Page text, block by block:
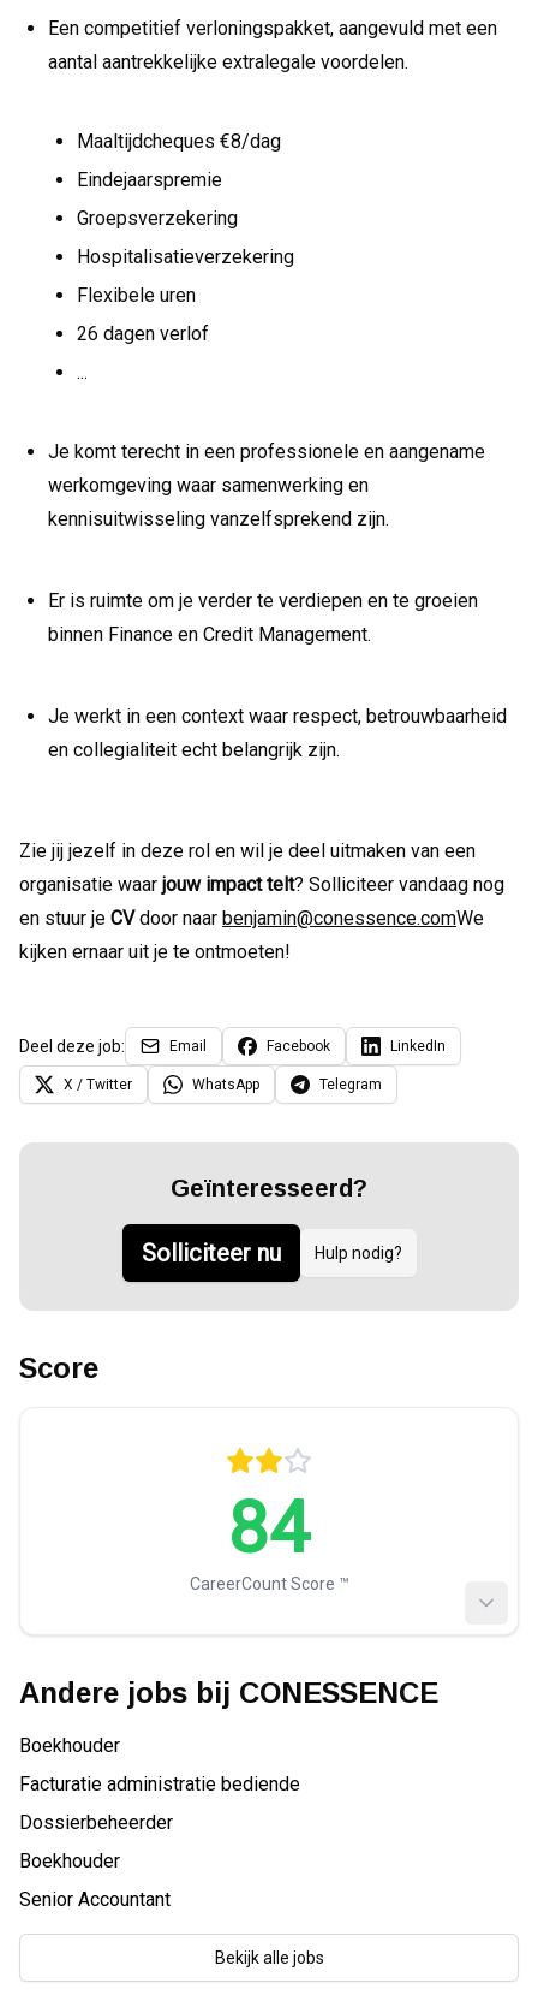
Een competitief verloningspakket, aangevuld met een
aantal aantrekkelijke extralegale voordelen.
Maaltijdcheques €8/dag
Eindejaarspremie
Groepsverzekering
Hospitalisatieverzekering
Flexibele uren
26 dagen verlof
...
Je komt terecht in een professionele en aangename
werkomgeving waar samenwerking en
kennisuitwisseling vanzelfsprekend zijn.
Er is ruimte om je verder te verdiepen en te groeien
binnen Finance en Credit Management.
Je werkt in een context waar respect, betrouwbaarheid
en collegialiteit echt belangrijk zijn.
Zie jij jezelf in deze rol en wil je deel uitmaken van een
organisatie waar jouw impact telt? Solliciteer vandaag nog
en stuur je CVdoor naar benjamin@conessence.comWe
kijken ernaar uit je te ontmoeten!
Deel deze job: Email Facebook LinkedIn
X / Twitter WhatsApp Telegram
Geïnteresseerd?
Solliciteer nu Hulp nodig?
Score
84
CareerCount Score ™️
Andere jobs bij CONESSENCE
Boekhouder
Facturatie administratie bediende
Dossierbeheerder
Boekhouder
Senior Accountant
Bekijk alle jobs